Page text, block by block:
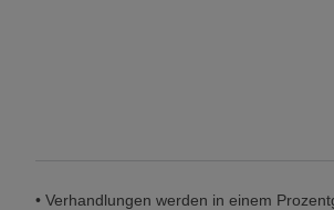
• Verhandlungen werden in einem